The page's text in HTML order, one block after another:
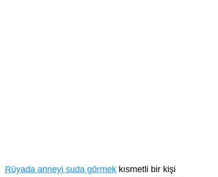
Rüyada anneyi suda görmek kısmetli bir kişi